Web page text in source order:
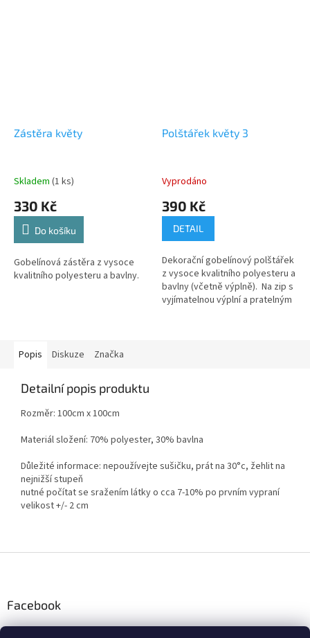
Zástěra květy
Skladem (1 ks)
330 Kč
Do košíku
Gobelínová zástěra z vysoce
kvalitního polyesteru a bavlny.
Polštářek květy 3
Vyprodáno
390 Kč
DETAIL
Dekorační gobelínový polštářek
z vysoce kvalitního polyesteru a
bavlny (včetně výplně). Na zip s
vyjímatelnou výplní a pratelným
Popis Diskuze Značka
Detailní popis produktu
Rozměr: 100cm x 100cm
Materiál složení: 70% polyester, 30% bavlna
Důležité informace: nepoužívejte sušičku, prát na 30°c, žehlit na
nejnižší stupeň
nutné počítat se sražením látky o cca 7-10% po prvním vypraní
velikost +/- 2 cm
Facebook